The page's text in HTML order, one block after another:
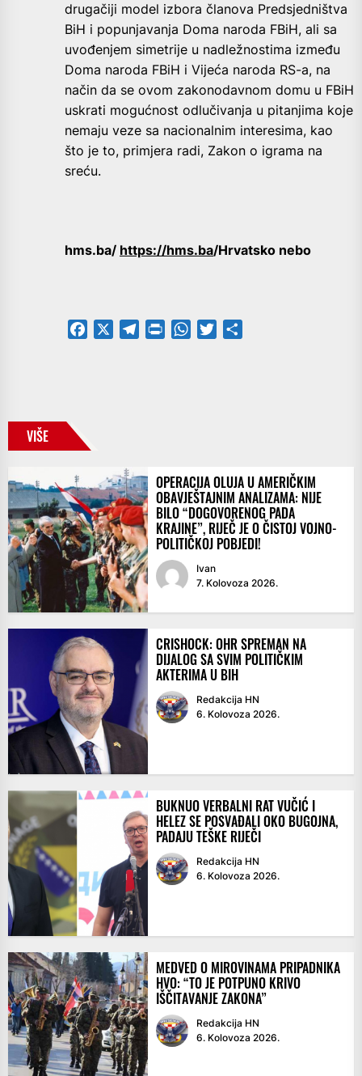
drugačiji model izbora članova Predsjedništva
BiH i popunjavanja Doma naroda FBiH, ali sa
uvođenjem simetrije u nadležnostima između
Doma naroda FBiH i Vijeća naroda RS-a, na
način da se ovom zakonodavnom domu u FBiH
uskrati mogućnost odlučivanja u pitanjima koje
nemaju veze sa nacionalnim interesima, kao
što je to, primjera radi, Zakon o igrama na
sreću.
hms.ba/ https://hms.ba/Hrvatsko nebo
Facebook TelegramPrintFriendly
WhatsApp
Twitter
VIŠE
OPERACIJA OLUJA U AMERIČKIM
OBAVJEŠTAJNIM ANALIZAMA: NIJE
BILO “DOGOVORENOG PADA
KRAJINE”, RIJEČ JE O ČISTOJ VOJNO-
POLITIČKOJ POBJEDI!
Ivan
7. Kolovoza 2026.
CRISHOCK: OHR SPREMAN NA
DIJALOG SA SVIM POLITIČKIM
AKTERIMA U BIH
Redakcija HN
6. Kolovoza 2026.
BUKNUO VERBALNI RAT VUČIĆ I
HELEZ SE POSVAĐALI OKO BUGOJNA,
PADAJU TEŠKE RIJEČI
Redakcija HN
6. Kolovoza 2026.
MEDVED O MIROVINAMA PRIPADNIKA
HVO: “TO JE POTPUNO KRIVO
IŠČITAVANJE ZAKONA”
Redakcija HN
6. Kolovoza 2026.